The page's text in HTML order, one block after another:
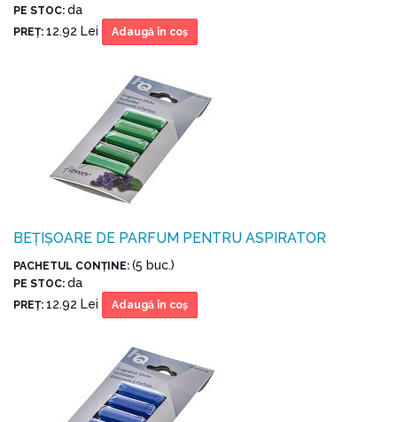
PE STOC: da
PREŢ: 12.92 Lei Adaugă în coş
BEȚIȘOARE DE PARFUM PENTRU ASPIRATOR
PACHETUL CONŢINE: (5 buc.)
PE STOC: da
PREŢ: 12.92 Lei Adaugă în coş